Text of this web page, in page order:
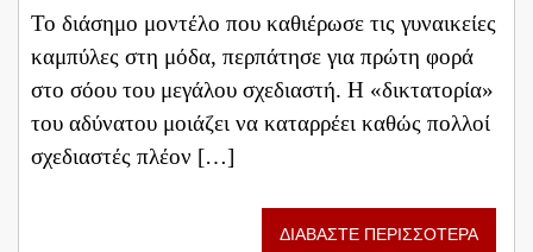
Το διάσημο μοντέλο που καθιέρωσε τις γυναικείες
καμπύλες στη μόδα, περπάτησε για πρώτη φορά
στο σόου του μεγάλου σχεδιαστή. Η «δικτατορία»
του αδύνατου μοιάζει να καταρρέει καθώς πολλοί
σχεδιαστές πλέον […]
ΔΙΑΒΑΣΤΕ ΠΕΡΙΣΣΟΤΕΡΑ